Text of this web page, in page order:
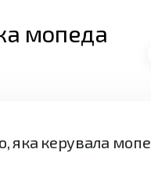
мопеда
яка керувала